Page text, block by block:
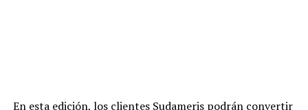
En esta edición, los clientes Sudameris podrán convertir